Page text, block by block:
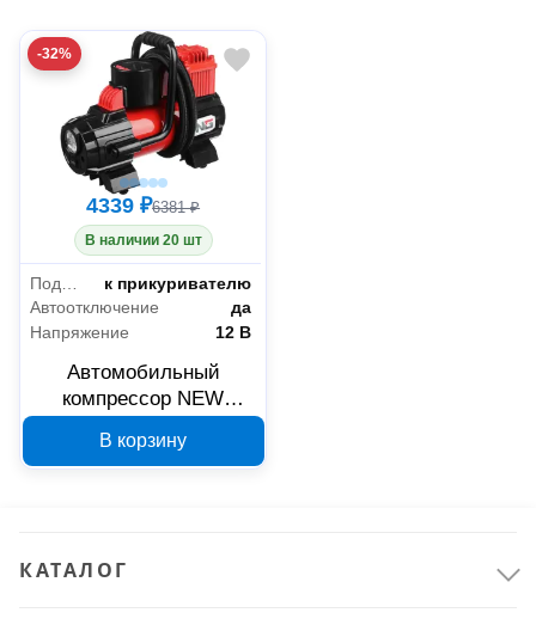
-32%
4339 ₽6381 ₽
В наличии 20 шт
к прикуривателю
Автоотключение
да
Напряжение
12 В
Автомобильный
компрессор NEW
LED-фонарем 713-108
В корзину
КАТАЛОГ